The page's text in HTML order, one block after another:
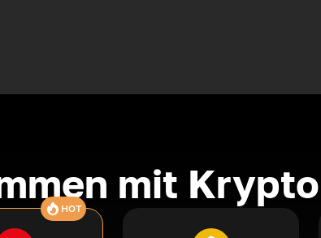
mit Krypto
HOT